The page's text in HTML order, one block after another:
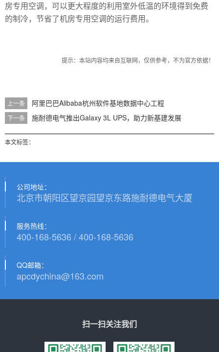
房专用空调，可以更大程度的利用室外低温的环境得到免费
的制冷，节省了机房专用空调的运行费用。
提示：本站内容均来自互联网，仅供参考，不为官方依据！
上一条 阿里巴巴Alibaba杭州软件基地数据中心工程
下一条 施耐德电气推出Galaxy 3L UPS，助力新基建发展
本文标签：
公司地址：
北京市朝阳区望京园望京东路施耐德电气大厦
服务热线：
400-168-5636 / 400-168-5636
QQ邮箱：
apcdychina@163.com
扫一扫关注我们